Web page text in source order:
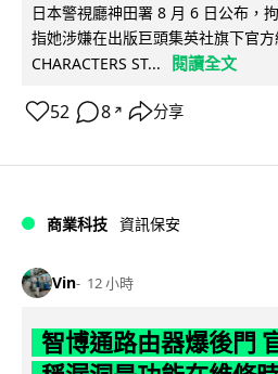
日本警視廳神田署 8 月 6 日公布，
指她涉嫌在出版巨頭集英社旗下官方
CHARACTERS ST...
閱讀全文
52 8 ↗ 分享
商業科技 資訊保安
Vin 12 小時
智博通路由器爆後門